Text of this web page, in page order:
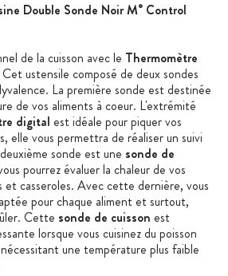
Double Sonde Noir M° Control
de la cuisson avec le Thermomètre
ustensile composé de deux sondes
La première sonde est destinée
de vos aliments à coeur. L'extrémité
digital est idéale pour piquer vos
elle vous permettra de réaliser un suivi
sonde est une sonde de
pourrez évaluer la chaleur de vos
et casseroles. Avec cette dernière, vous
pour chaque aliment et surtout,
Cette sonde de cuisson est
lorsque vous cuisinez du poisson
une température plus faible